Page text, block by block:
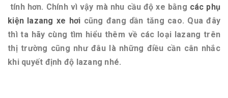
tính hơn. Chính vì vậy mà nhu cầu độ xe bằng các phụ
kiện lazang xe hơi cũng đang dần tăng cao. Qua đây
thì ta hãy cùng tìm hiểu thêm về các loại lazang trên
thị trường cũng như đâu là những điều cần cân nhắc
khi quyết định độ lazang nhé.